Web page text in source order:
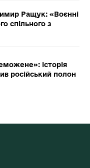
Ращук: «Воєнні
спільного з
історія
російський полон